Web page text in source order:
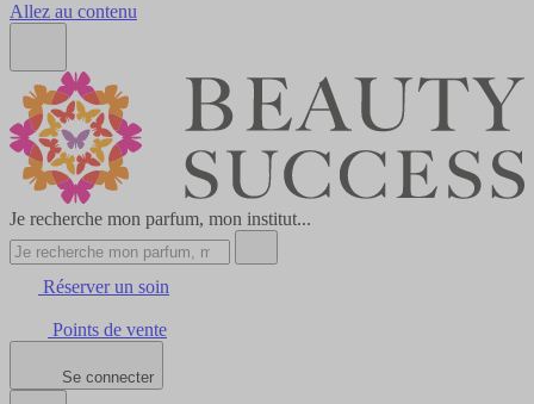
Allez au contenu
Je recherche mon parfum, mon institut...
Réserver un soin
Points de vente
Se connecter